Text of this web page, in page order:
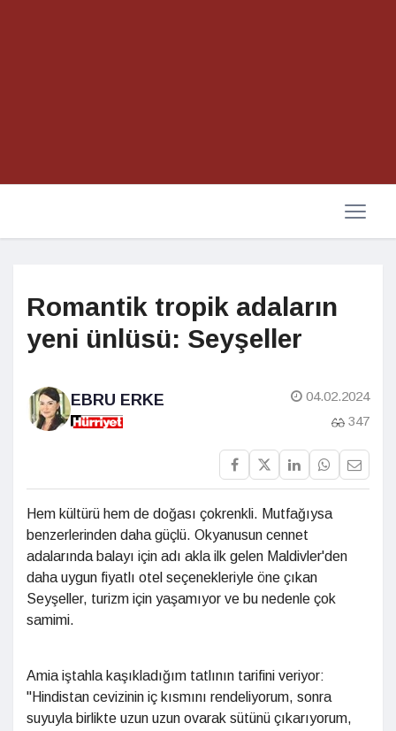
Romantik tropik adaların
yeni ünlüsü: Seyşeller
EBRU ERKE
04.02.2024
347
Hem kültürü hem de doğası çokrenkli. Mutfağıysa
benzerlerinden daha güçlü. Okyanusun cennet
adalarında balayı için adı akla ilk gelen Maldivler'den
daha uygun fiyatlı otel seçenekleriyle öne çıkan
Seyşeller, turizm için yaşamıyor ve bu nedenle çok
samimi.
Amia iştahla kaşıkladığım tatlının tarifini veriyor:
"Hindistan cevizinin iç kısmını rendeliyorum, sonra
suyuyla birlikte uzun uzun ovarak sütünü çıkarıyorum,